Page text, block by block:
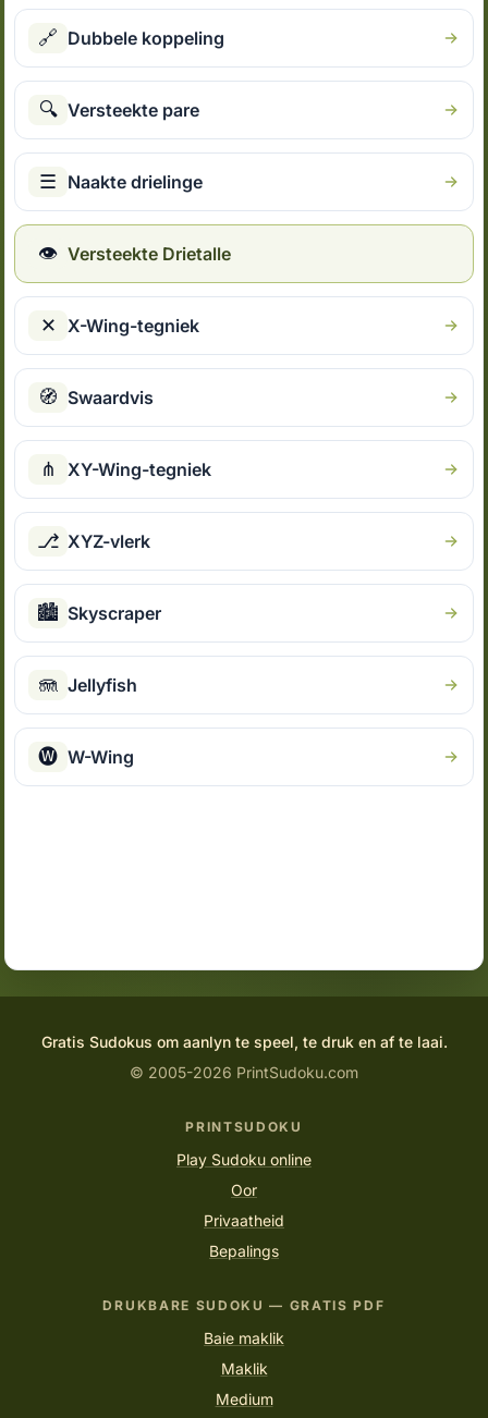
🔗 Dubbele koppeling
🔍 Versteekte pare
☰ Naakte drielinge
👁 Versteekte Drietalle
✕ X-Wing-tegniek
🧭 Swaardvis
⋔ XY-Wing-tegniek
⎇ XYZ-vlerk
🏙 Skyscraper
🪼 Jellyfish
🅦 W-Wing
Gratis Sudokus om aanlyn te speel, te druk en af te laai.
© 2005-2026 PrintSudoku.com
PRINTSUDOKU
Play Sudoku online
Oor
Privaatheid
Bepalings
DRUKBARE SUDOKU — GRATIS PDF
Baie maklik
Maklik
Medium